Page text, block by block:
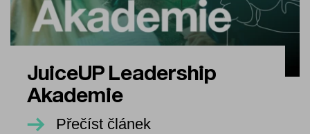
JuiceUP Leadership
Akademie
Přečíst článek